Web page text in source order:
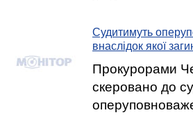
Судитимуть
внаслідок якої
Прокурорами
скеровано до